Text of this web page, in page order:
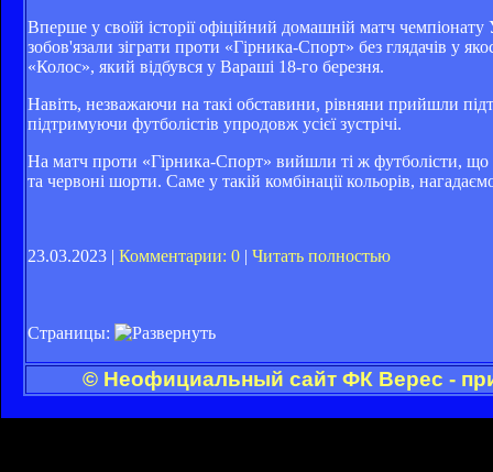
Вперше у своїй історії офіційний домашній матч
зобов'язали зіграти проти «Гірника-Спорт» без глядачів у
«Колос», який відбувся у Вараші 18-го березня.
Навіть, незважаючи на такі обставини, рівняни прийшли
підтримуючи футболістів упродовж усієї зустрічі.
На матч проти «Гірника-Спорт» вийшли ті ж футболісти, що
та червоні шорти. Саме у такій комбінації кольорів,
23.03.2023 | Комментарии: 0 | Читать полностью
Страницы:
© Неофициальный сайт ФК Верес -